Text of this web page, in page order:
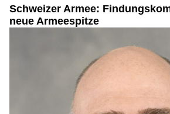
Schweizer Armee:
neue Armeespitze